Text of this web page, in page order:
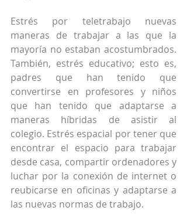
Estrés por teletrabajo nuevas
maneras de trabajar a las que la
mayoría no estaban acostumbrados.
También, estrés educativo; esto es,
padres que han tenido que
convertirse en profesores y niños
que han tenido que adaptarse a
maneras híbridas de asistir al
colegio. Estrés espacial por tener que
encontrar el espacio para trabajar
desde casa, compartir ordenadores y
luchar por la conexión de internet o
reubicarse en oficinas y adaptarse a
las nuevas normas de trabajo.